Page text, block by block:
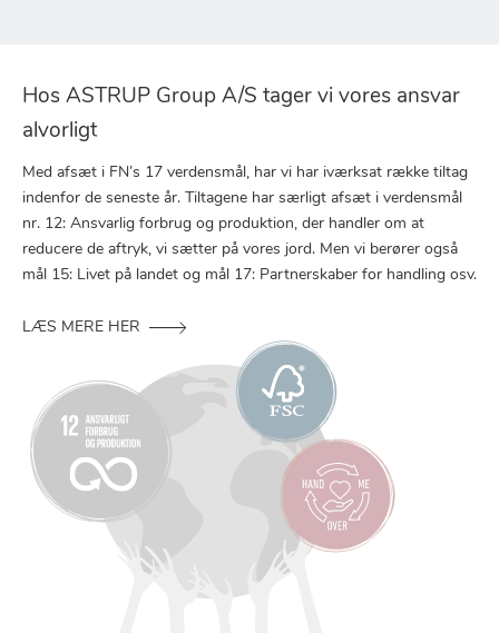
Hos ASTRUP Group A/S tager vi vores ansvar
alvorligt
Med afsæt i FN’s 17 verdensmål, har vi har iværksat række tiltag
indenfor de seneste år. Tiltagene har særligt afsæt i verdensmål
nr. 12: Ansvarlig forbrug og produktion, der handler om at
reducere de aftryk, vi sætter på vores jord. Men vi berører også
mål 15: Livet på landet og mål 17: Partnerskaber for handling osv.
LÆS MERE HER